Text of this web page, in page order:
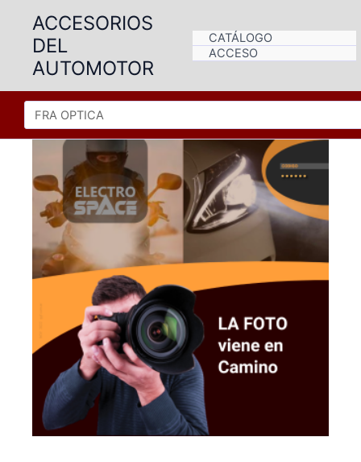
contenido
ACCESORIOS
DEL
AUTOMOTOR
CATÁLOGO
ACCESO